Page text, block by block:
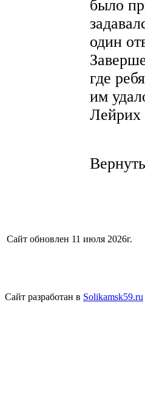
было
один
где
им
Лейрих
Сайт обновлен 11 июля 2026г.
Сайт разработан в Solikamsk59.ru